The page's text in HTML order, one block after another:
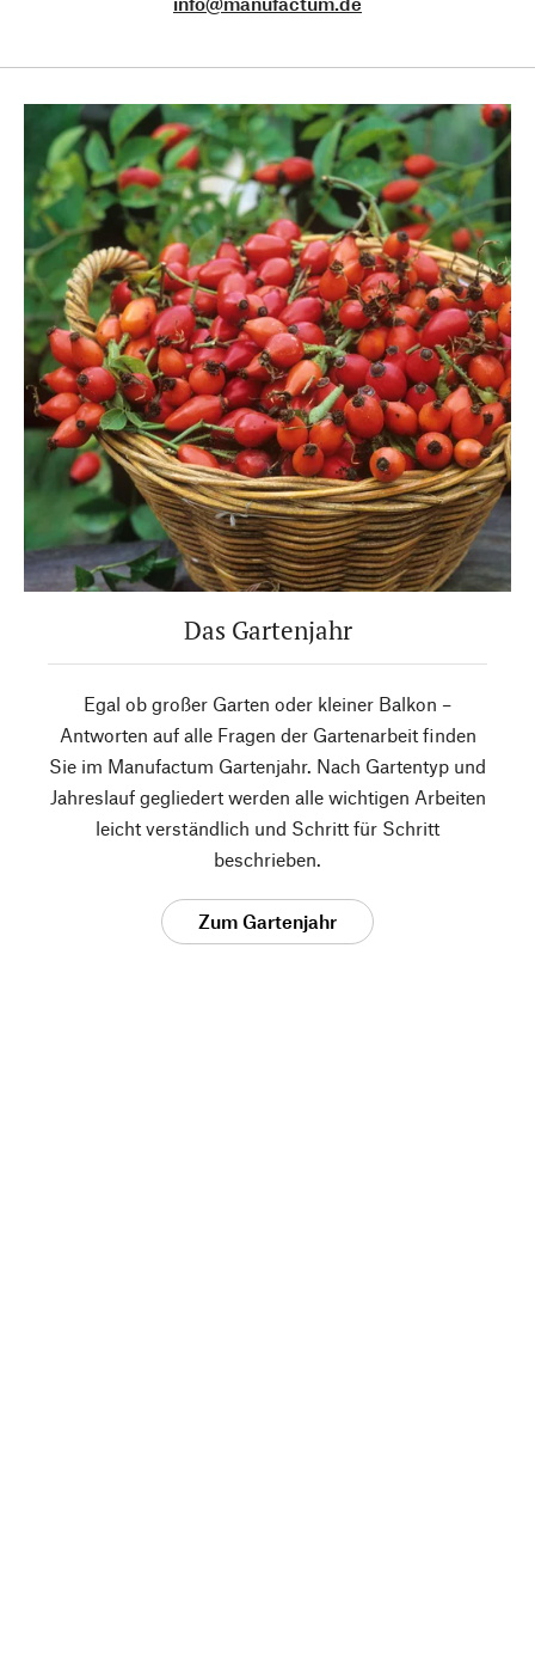
Das Gartenjahr
Egal ob großer Garten oder kleiner Balkon –
Antworten auf alle Fragen der Gartenarbeit finden
Sie im Manufactum Gartenjahr. Nach Gartentyp und
Jahreslauf gegliedert werden alle wichtigen Arbeiten
leicht verständlich und Schritt für Schritt
beschrieben.
Zum Gartenjahr